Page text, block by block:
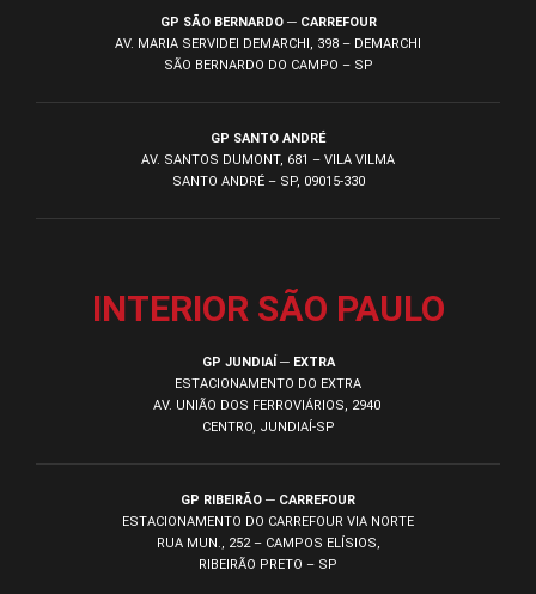
GP SÃO BERNARDO ─ CARREFOUR
AV. MARIA SERVIDEI DEMARCHI, 398 – DEMARCHI
SÃO BERNARDO DO CAMPO – SP
GP SANTO ANDRÉ
AV. SANTOS DUMONT, 681 – VILA VILMA
SANTO ANDRÉ – SP, 09015-330
INTERIOR SÃO PAULO
GP JUNDIAÍ ─ EXTRA
ESTACIONAMENTO DO EXTRA
AV. UNIÃO DOS FERROVIÁRIOS, 2940
CENTRO, JUNDIAÍ-SP
GP RIBEIRÃO ─ CARREFOUR
ESTACIONAMENTO DO CARREFOUR VIA NORTE
RUA MUN., 252 – CAMPOS ELÍSIOS,
RIBEIRÃO PRETO – SP